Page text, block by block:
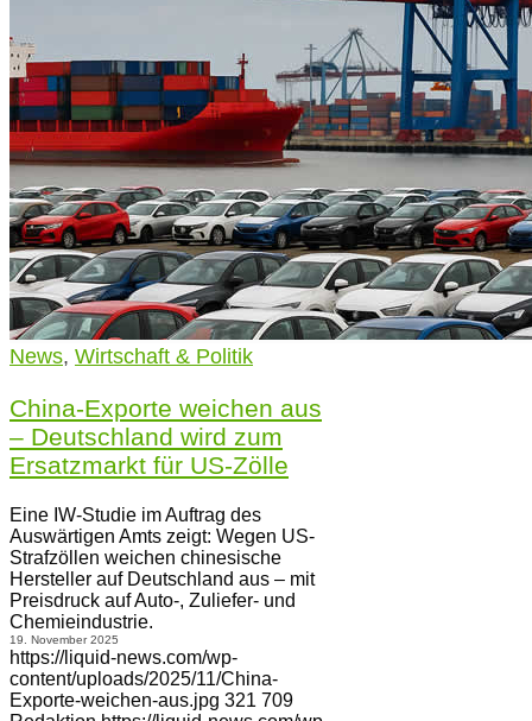
News, Wirtschaft & Politik
China-Exporte weichen aus
– Deutschland wird zum
Ersatzmarkt für US-Zölle
Eine IW-Studie im Auftrag des
Auswärtigen Amts zeigt: Wegen US-
Strafzöllen weichen chinesische
Hersteller auf Deutschland aus – mit
Preisdruck auf Auto-, Zuliefer- und
Chemieindustrie.
19. November 2025
https://liquid-news.com/wp-
content/uploads/2025/11/China-
Exporte-weichen-aus.jpg 321 709